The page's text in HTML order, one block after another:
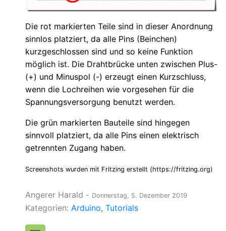
Die rot markierten Teile sind in dieser Anordnung
sinnlos platziert, da alle Pins (Beinchen)
kurzgeschlossen sind und so keine Funktion
möglich ist. Die Drahtbrücke unten zwischen Plus-
(+) und Minuspol (-) erzeugt einen Kurzschluss,
wenn die Lochreihen wie vorgesehen für die
Spannungsversorgung benutzt werden.
Die grün markierten Bauteile sind hingegen
sinnvoll platziert, da alle Pins einen elektrisch
getrennten Zugang haben.
Screenshots wurden mit Fritzing erstellt (https://fritzing.org)
Angerer Harald - Donnerstag, 5. Dezember 2019
Kategorien: Arduino Tutorials